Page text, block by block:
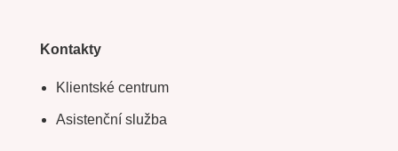
Kontakty
Klientské centrum
Asistenční služba